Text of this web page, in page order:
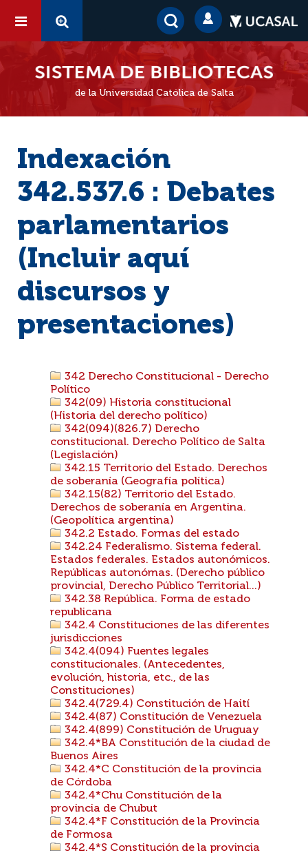
de la Universidad Católica de Salta
Indexación
342.537.6 : Debates
parlamentarios
(Incluir aquí
discursos y
presentaciones)
342 Derecho Constitucional - Derecho
Político
342(09) Historia constitucional
(Historia del derecho político)
342(094)(826.7) Derecho
constitucional. Derecho Político de Salta
(Legislación)
342.15 Territorio del Estado. Derechos
de soberanía (Geografía política)
342.15(82) Territorio del Estado.
Derechos de soberanía en Argentina.
(Geopolítica argentina)
342.2 Estado. Formas del estado
342.24 Federalismo. Sistema federal.
Estados federales. Estados autonómicos.
Repúblicas autonómas. (Derecho público
provincial, Derecho Público Territorial...)
342.38 República. Forma de estado
republicana
342.4 Constituciones de las diferentes
jurisdicciones
342.4(094) Fuentes legales
constitucionales. (Antecedentes,
evolución, historia, etc., de las
Constituciones)
342.4(729.4) Constitución de Haití
342.4(87) Constitución de Venezuela
342.4(899) Constitución de Uruguay
342.4*BA Constitución de la ciudad de
Buenos Aires
342.4*C Constitución de la provincia
de Córdoba
342.4*Chu Constitución de la
provincia de Chubut
342.4*F Constitución de la Provincia
de Formosa
342.4*S Constitución de la provincia